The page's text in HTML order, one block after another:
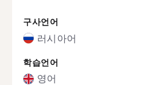
구사언어
러시아어
학습언어
영어